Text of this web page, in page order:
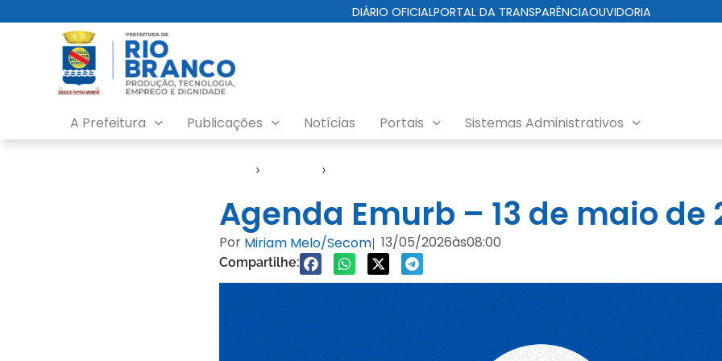
DIÁRIO OFICIALPORTAL DA TRANSPARÊNCIAOUVIDORIA
A Prefeitura Publicações Notícias Portais Sistemas Administrativos
› ›
Agenda Emurb – 13 de maio de
Por Miriam Melo/Secom| 13/05/2026às08:00
Compartilhe: